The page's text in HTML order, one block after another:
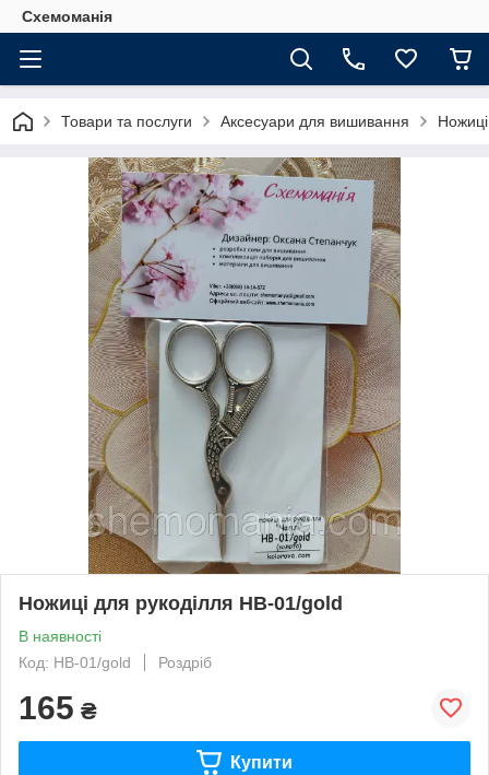
Схемоманія
Товари та послуги Аксесуари для вишивання Ножиці
Ножиці для рукоділля НВ-01/gold
В наявності
Код: НВ-01/gold
Роздріб
165 ₴
Купити